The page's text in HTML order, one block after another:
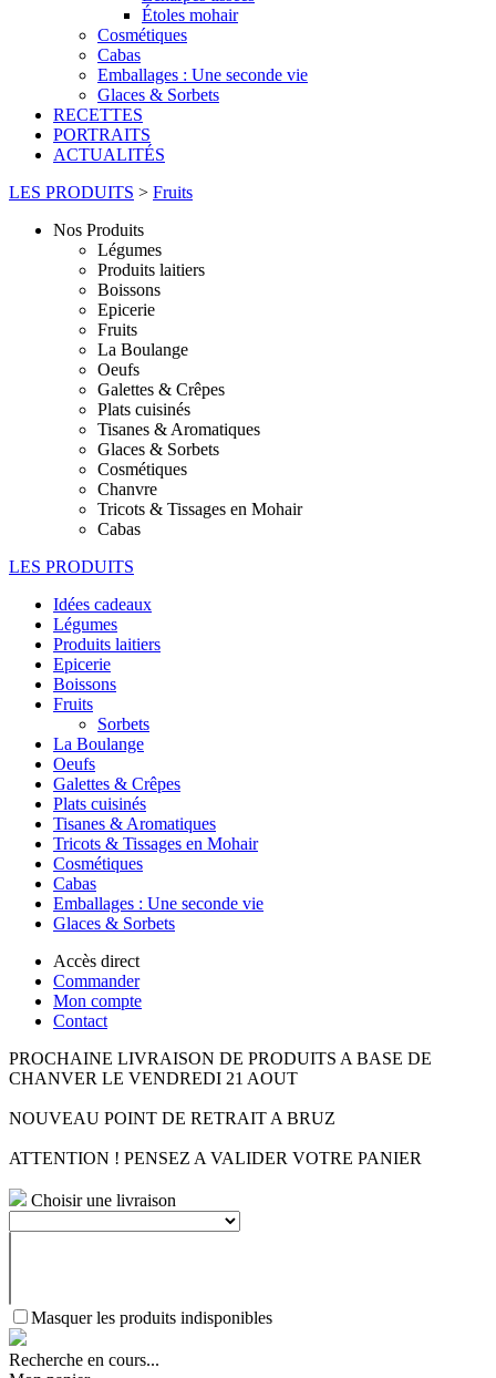
Étoles mohair
Cosmétiques
Cabas
Emballages : Une seconde vie
Glaces & Sorbets
RECETTES
PORTRAITS
ACTUALITÉS
LES PRODUITS > Fruits
Nos Produits
Légumes
Produits laitiers
Boissons
Epicerie
Fruits
La Boulange
Oeufs
Galettes & Crêpes
Plats cuisinés
Tisanes & Aromatiques
Glaces & Sorbets
Cosmétiques
Chanvre
Tricots & Tissages en Mohair
Cabas
LES PRODUITS
Idées cadeaux
Légumes
Produits laitiers
Epicerie
Boissons
Fruits
Sorbets
La Boulange
Oeufs
Galettes & Crêpes
Plats cuisinés
Tisanes & Aromatiques
Tricots & Tissages en Mohair
Cosmétiques
Cabas
Emballages : Une seconde vie
Glaces & Sorbets
Accès direct
Commander
Mon compte
Contact
PROCHAINE LIVRAISON DE PRODUITS A BASE DE
CHANVER LE VENDREDI 21 AOUT
NOUVEAU POINT DE RETRAIT A BRUZ
ATTENTION ! PENSEZ A VALIDER VOTRE PANIER
Choisir une livraison
Masquer les produits indisponibles
Recherche en cours...